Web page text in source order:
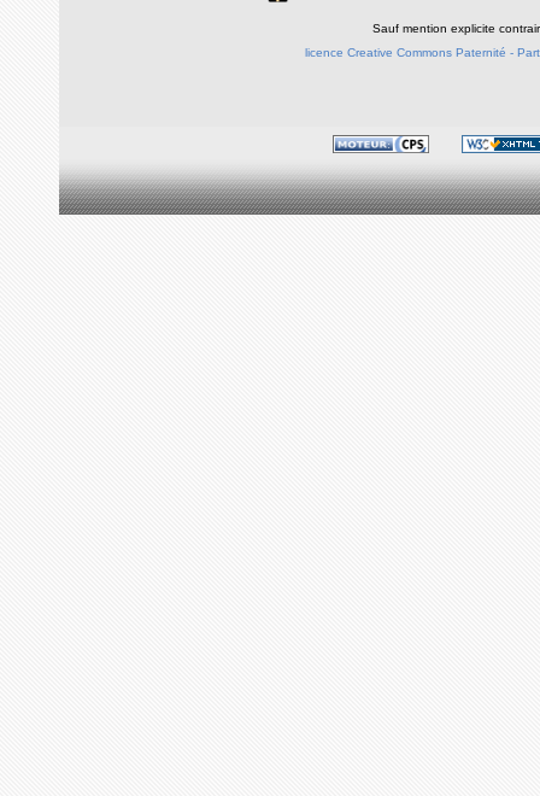
Sauf mention explicite
licence Creative Commons Paternité -